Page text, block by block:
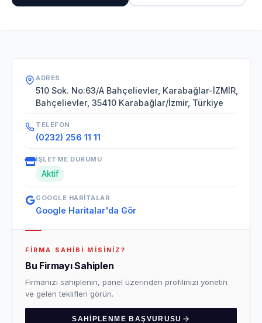
ADRES
510 Sok. No:63/A Bahçelievler, Karabağlar-İZMİR,
Bahçelievler, 35410 Karabağlar/İzmir, Türkiye
TELEFON
(0232) 256 11 11
İŞLETME DURUMU
Aktif
GOOGLE HARITALAR
Google Haritalar'da Gör
FIRMA SAHIBI MISINIZ?
Bu Firmayı Sahiplen
Firmanızı sahiplenin, panel üzerinden profilinizi yönetin
ve gelen teklifleri görün.
SAHIPLENME BAŞVURUSU